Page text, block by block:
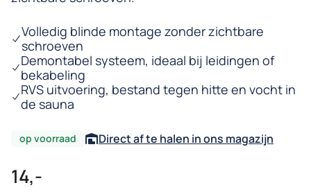
Volledig blinde montage zonder zichtbare
schroeven
Demontabel systeem, ideaal bij leidingen of
bekabeling
RVS uitvoering, bestand tegen hitte en vocht in
de sauna
op voorraad Direct af te halen in ons magazijn
14,-